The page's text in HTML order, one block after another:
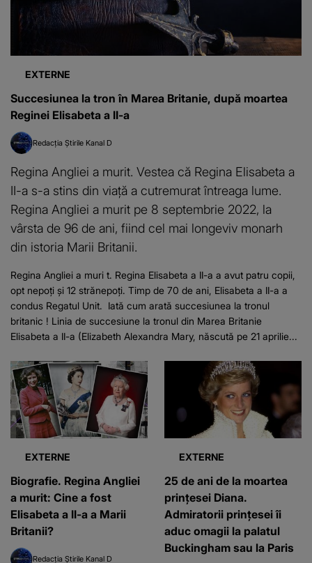
EXTERNE
Succesiunea la tron în Marea Britanie, după moartea
Reginei Elisabeta a II-a
Redacția Știrile Kanal D
Regina Angliei a murit. Vestea că Regina Elisabeta a
II-a s-a stins din viață a cutremurat întreaga lume.
Regina Angliei a murit pe 8 septembrie 2022, la
vârsta de 96 de ani, fiind cel mai longeviv monarh
din istoria Marii Britanii.
Regina Angliei a muri t. Regina Elisabeta a II-a a avut patru copii,
opt nepoți și 12 strănepoți. Timp de 70 de ani, Elisabeta a II-a a
condus Regatul Unit. Iată cum arată succesiunea la tronul
britanic ! Linia de succesiune la tronul din Marea Britanie
Elisabeta a II-a (Elizabeth Alexandra Mary, născută pe 21 aprilie...
EXTERNE
Biografie. Regina Angliei
a murit: Cine a fost
Elisabeta a II-a a Marii
Britanii?
Redacția Știrile Kanal D
EXTERNE
25 de ani de la moartea
prințesei Diana.
Admiratorii prințesei îi
aduc omagii la palatul
Buckingham sau la Paris